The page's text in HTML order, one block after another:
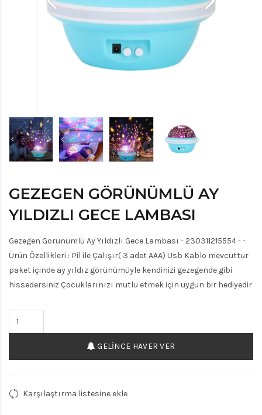
GEZEGEN GÖRÜNÜMLÜ AY
YILDIZLI GECE LAMBASI
Gezegen Görünümlü Ay Yıldızlı Gece Lambası - 230311215554 - -
Ürün Özellikleri : Pil ile Çalışır( 3 adet AAA) Usb Kablo mevcuttur
paket içinde ay yıldız görünümüyle kendinizi gezegende gibi
hissedersiniz Çocuklarınızı mutlu etmek için uygun bir hediyedir
GELINCE HAVER VER
Karşılaştırma listesine ekle